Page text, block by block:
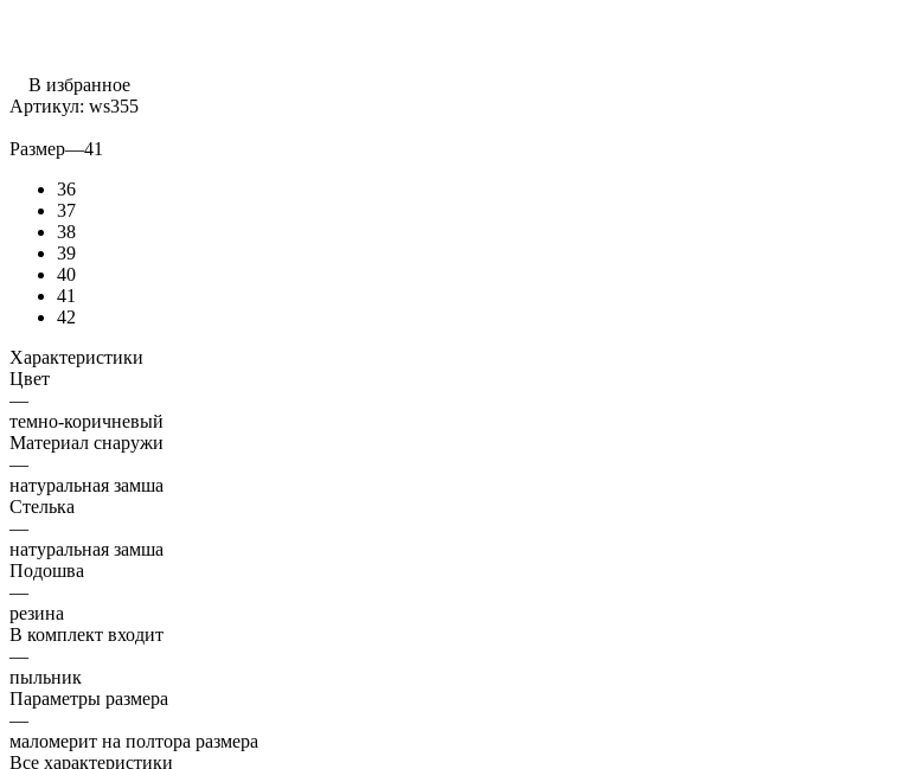
В избранное
Артикул: ws355
Размер—41
36
37
38
39
40
41
42
Характеристики
Цвет
—
темно-коричневый
Материал снаружи
—
натуральная замша
Стелька
—
натуральная замша
Подошва
—
резина
В комплект входит
—
пыльник
Параметры размера
—
маломерит на полтора размера
Все характеристики